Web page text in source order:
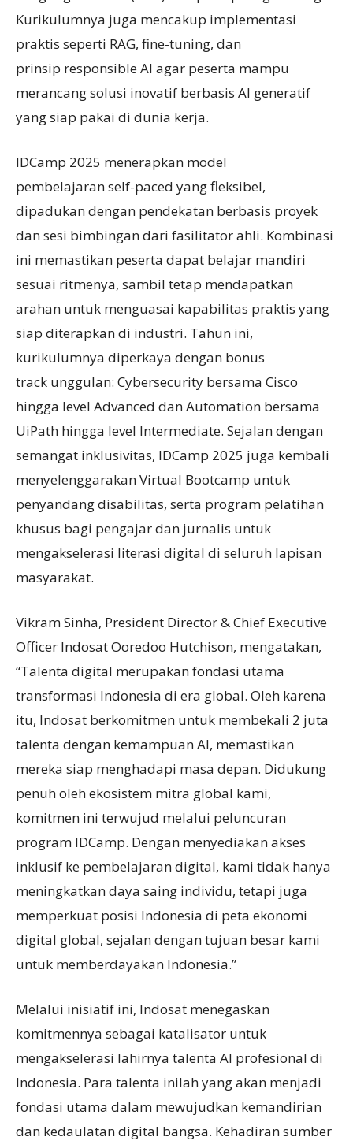
Kurikulumnya juga mencakup implementasi
praktis seperti RAG, fine-tuning, dan
prinsip responsible AI agar peserta mampu
merancang solusi inovatif berbasis AI generatif
yang siap pakai di dunia kerja.
IDCamp 2025 menerapkan model
pembelajaran self-paced yang fleksibel,
dipadukan dengan pendekatan berbasis proyek
dan sesi bimbingan dari fasilitator ahli. Kombinasi
ini memastikan peserta dapat belajar mandiri
sesuai ritmenya, sambil tetap mendapatkan
arahan untuk menguasai kapabilitas praktis yang
siap diterapkan di industri. Tahun ini,
kurikulumnya diperkaya dengan bonus
track unggulan: Cybersecurity bersama Cisco
hingga level Advanced dan Automation bersama
UiPath hingga level Intermediate. Sejalan dengan
semangat inklusivitas, IDCamp 2025 juga kembali
menyelenggarakan Virtual Bootcamp untuk
penyandang disabilitas, serta program pelatihan
khusus bagi pengajar dan jurnalis untuk
mengakselerasi literasi digital di seluruh lapisan
masyarakat.
Vikram Sinha, President Director & Chief Executive
Officer Indosat Ooredoo Hutchison, mengatakan,
“Talenta digital merupakan fondasi utama
transformasi Indonesia di era global. Oleh karena
itu, Indosat berkomitmen untuk membekali 2 juta
talenta dengan kemampuan AI, memastikan
mereka siap menghadapi masa depan. Didukung
penuh oleh ekosistem mitra global kami,
komitmen ini terwujud melalui peluncuran
program IDCamp. Dengan menyediakan akses
inklusif ke pembelajaran digital, kami tidak hanya
meningkatkan daya saing individu, tetapi juga
memperkuat posisi Indonesia di peta ekonomi
digital global, sejalan dengan tujuan besar kami
untuk memberdayakan Indonesia.”
Melalui inisiatif ini, Indosat menegaskan
komitmennya sebagai katalisator untuk
mengakselerasi lahirnya talenta AI profesional di
Indonesia. Para talenta inilah yang akan menjadi
fondasi utama dalam mewujudkan kemandirian
dan kedaulatan digital bangsa. Kehadiran sumber